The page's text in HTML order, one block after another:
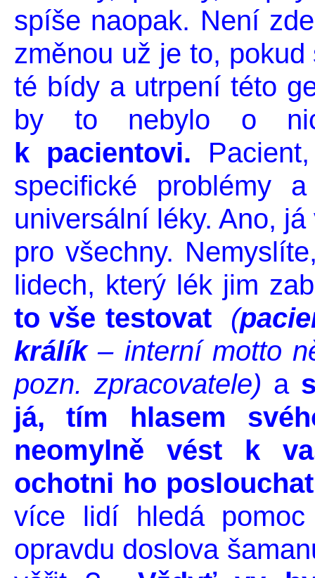
spíše naopak. Není
změnou už je to,
té bídy a utrpení této
by to nebylo o
k pacientovi.
specifické problémy
universální léky. Ano,
pro všechny.
lidech, který lék jim
to vše testovat
(
králík– interní motto
pozn. zpracovatele) a
já, tím hlasem
neomylně vést k
ochotni ho poslouchat
více lidí hledá
opravdu doslova